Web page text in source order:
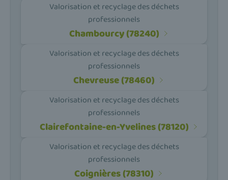
Valorisation et recyclage des déchets
professionnels
Chambourcy (78240)
Valorisation et recyclage des déchets
professionnels
Chevreuse (78460)
Valorisation et recyclage des déchets
professionnels
Clairefontaine-en-Yvelines (78120)
Valorisation et recyclage des déchets
professionnels
Coignières (78310)